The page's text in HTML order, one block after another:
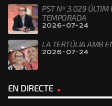
PST Nº 3.029 ÚLTIM
TEMPORADA
2026-07-24
LA TERTÚLIA AMB
2026-07-24
EN DIRECTE